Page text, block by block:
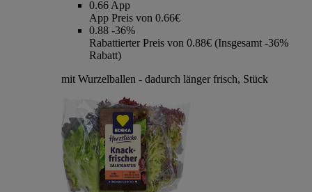
0.66 App
App Preis von 0.66€
0.88 -36%
Rabattierter Preis von 0.88€ (Insgesamt -36%
Rabatt)
mit Wurzelballen - dadurch länger frisch, Stück